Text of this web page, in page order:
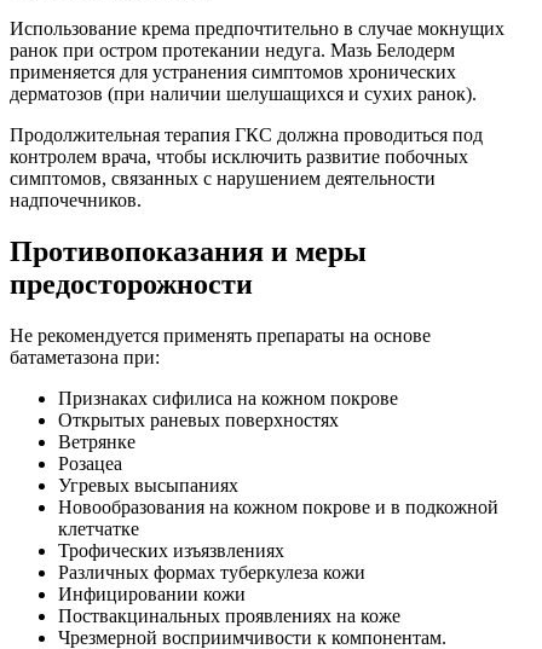
Использование крема предпочтительно в случае мокнущих
ранок при остром протекании недуга. Мазь Белодерм
применяется для устранения симптомов хронических
дерматозов (при наличии шелушащихся и сухих ранок).
Продолжительная терапия ГКС должна проводиться под
контролем врача, чтобы исключить развитие побочных
симптомов, связанных с нарушением деятельности
надпочечников.
Противопоказания и меры
предосторожности
Не рекомендуется применять препараты на основе
батаметазона при:
Признаках сифилиса на кожном покрове
Открытых раневых поверхностях
Ветрянке
Розацеа
Угревых высыпаниях
Новообразования на кожном покрове и в подкожной
клетчатке
Трофических изъязвлениях
Различных формах туберкулеза кожи
Инфицировании кожи
Поствакцинальных проявлениях на коже
Чрезмерной восприимчивости к компонентам.